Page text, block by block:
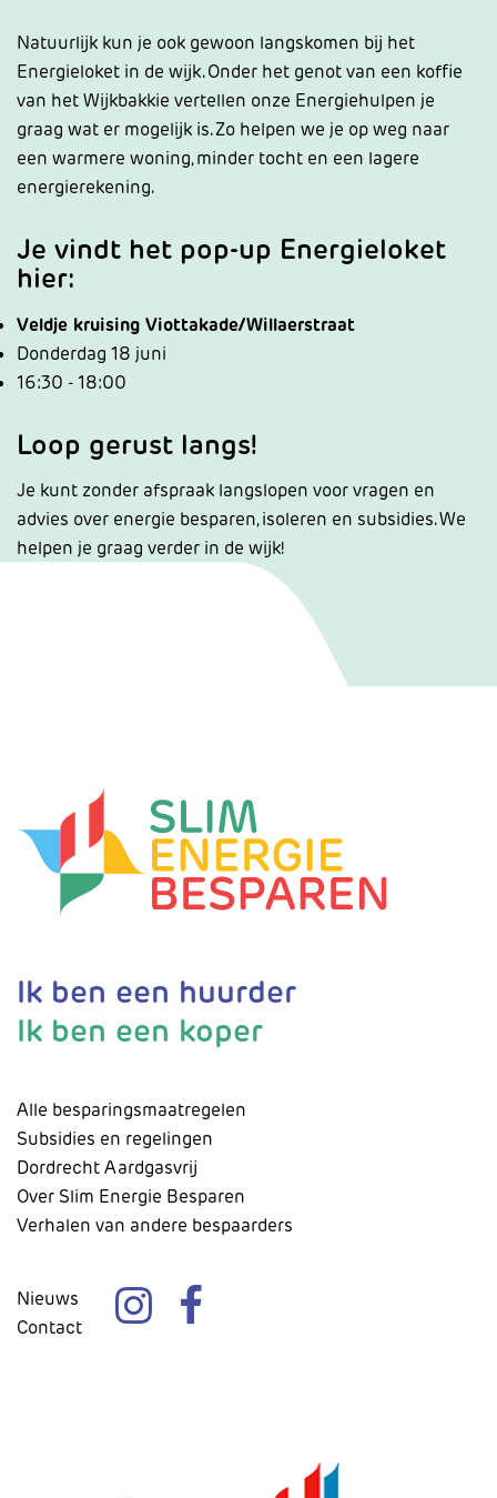
Natuurlijk kun je ook gewoon langskomen bij het
Energieloket in de wijk. Onder het genot van een koffie
van het Wijkbakkie vertellen onze Energiehulpen je
graag wat er mogelijk is. Zo helpen we je op weg naar
een warmere woning, minder tocht en een lagere
energierekening.
Je vindt het pop-up Energieloket
hier:
Veldje kruising Viottakade/Willaerstraat
Donderdag 18 juni
16:30 - 18:00
Loop gerust langs!
Je kunt zonder afspraak langslopen voor vragen en
advies over energie besparen, isoleren en subsidies. We
helpen je graag verder in de wijk!
Ik ben een huurder
Ik ben een koper
Alle besparingsmaatregelen
Subsidies en regelingen
Dordrecht Aardgasvrij
Over Slim Energie Besparen
Verhalen van andere bespaarders
Nieuws
Contact